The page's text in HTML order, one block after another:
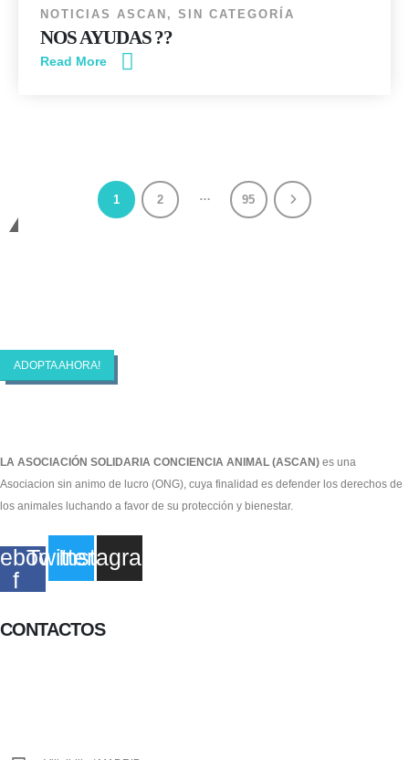
NOTICIAS ASCAN , SIN CATEGORÍA
NOS AYUDAS ??
Read More
1 2 … 95
ADOPTA AHORA!
LA ASOCIACIÓN SOLIDARIA CONCIENCIA ANIMAL (ASCAN) es una
Asociacion sin animo de lucro (ONG), cuya finalidad es defender los derechos de
los animales luchando a favor de su protección y bienestar.
f
TwitterInstagram
CONTACTOS